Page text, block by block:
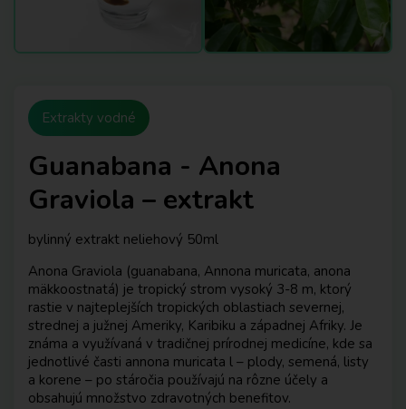
Extrakty vodné
Guanabana - Anona
Graviola – extrakt
bylinný extrakt neliehový 50ml
Anona Graviola (guanabana, Annona muricata, anona
mäkkoostnatá) je tropický strom vysoký 3-8 m, ktorý
rastie v najteplejších tropických oblastiach severnej,
strednej a južnej Ameriky, Karibiku a západnej Afriky. Je
známa a využívaná v tradičnej prírodnej medicíne, kde sa
jednotlivé časti annona muricata l – plody, semená, listy
a korene – po stáročia používajú na rôzne účely a
obsahujú množstvo zdravotných benefitov.